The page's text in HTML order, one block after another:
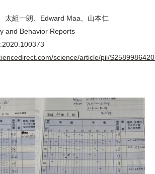
太組一朗、Edward Maa、山本仁
and Behavior Reports
science/article/pii/